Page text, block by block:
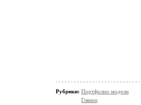
Рубрики: Портфолио модели
Глянец